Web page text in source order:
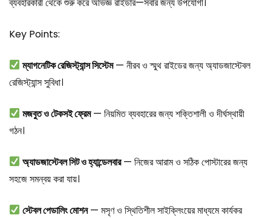
Key Points:
ম্যাগনেটিক রেজিস্ট্যান্স সিস্টেম— নীরব ও স্মুথ রাইডের জন্য অ্যাডজাস্টেবল
রেজিস্ট্যান্স সুবিধা।
মজবুত ও টেকসই ফ্রেম— নিয়মিত ব্যবহারের জন্য শক্তিশালী ও দীর্ঘস্থায়ী
গঠন।
অ্যাডজাস্টেবল সিট ও হ্যান্ডেলবার— নিজের আরাম ও সঠিক পোস্টারের জন্য
সহজে সমন্বয় করা যায়।
স্টেবল পেডালিং মোশন— মসৃণ ও স্থিতিশীল সাইক্লিংয়ের মাধ্যমে কার্যকর